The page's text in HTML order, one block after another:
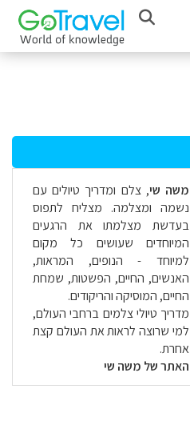
משה שי,צלם ומדריך טיולים עם
נשמה ומצלמה. מצליח לתפוס
בעדשת מצלמתו את הרגעים
המיוחדים שעושים כל מקום
למיוחד - הנופים, המראות,
האנשים, החיים, הפשטות, שמחת
החיים, המוסיקה והריקודים.
מדריך טיולי צלמים ברחבי העולם,
למי שרוצה לראות את העולם קצת
אחרת.
האתר של משה שי